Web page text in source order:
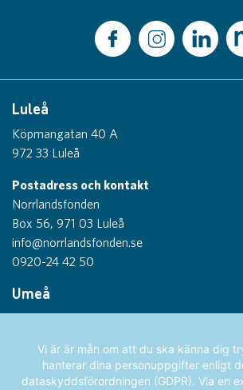
Luleå
Köpmangatan 40 A
972 33 Luleå
Postadress och kontakt
Norrlandsfonden
Box 56, 971 03 Luleå
info@norrlandsfonden.se
0920-24 42 50
Umeå
Thulegatan 1
Sundsvall
Vi är är mån om att du ska känna dig
hanterar dina personuppgifter enligt
dataskyddsförordningen (GDPR). Via en